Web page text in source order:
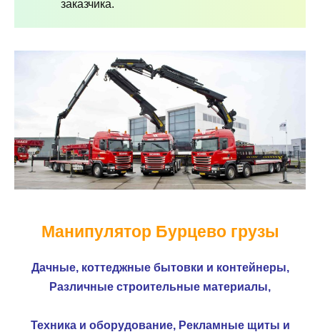
заказчика.
Манипулятор Бурцево грузы
Дачные, коттеджные бытовки и контейнеры,
Различные строительные материалы,
Техника и оборудование, Рекламные щиты и